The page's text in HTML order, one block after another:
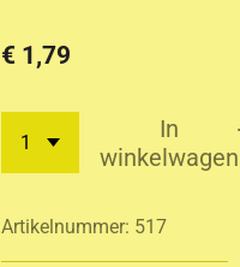
€ 1,79
In
winkelwagen
Artikelnummer: 517